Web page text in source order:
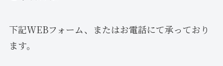
下記WEBフォーム、またはお電話にて承っており
ます。